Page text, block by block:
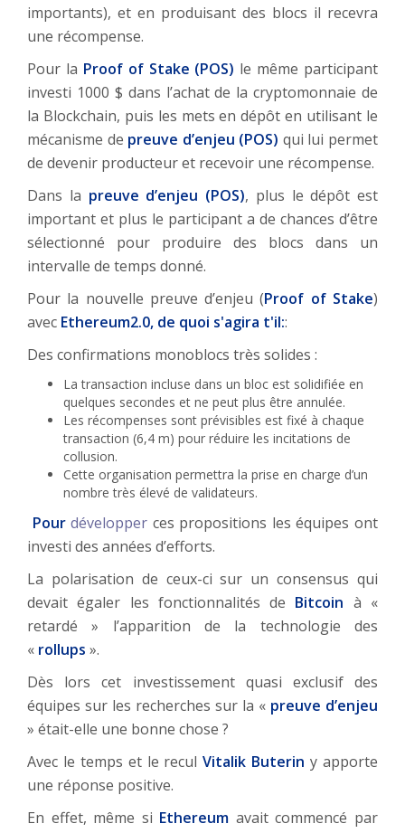
importants), et en produisant des blocs il recevra
une récompense.
Pour la Proof of Stake (POS) le même participant
investi 1000 $ dans l’achat de la cryptomonnaie de
la Blockchain, puis les mets en dépôt en utilisant le
mécanisme de preuve d’enjeu (POS) qui lui permet
de devenir producteur et recevoir une récompense.
Dans la preuve d’enjeu (POS), plus le dépôt est
important et plus le participant a de chances d’être
sélectionné pour produire des blocs dans un
intervalle de temps donné.
Pour la nouvelle preuve d’enjeu (Proof of Stake)
avec Ethereum2.0, de quoi s'agira t'il::
Des confirmations monoblocs très solides :
La transaction incluse dans un bloc est solidifiée en
quelques secondes et ne peut plus être annulée.
Les récompenses sont prévisibles est fixé à chaque
transaction (6,4 m) pour réduire les incitations de
collusion.
Cette organisation permettra la prise en charge d’un
nombre très élevé de validateurs.
Pourdévelopper ces propositions les équipes ont
investi des années d’efforts.
La polarisation de ceux-ci sur un consensus qui
devait égaler les fonctionnalités de Bitcoin à «
retardé » l’apparition de la technologie des
« rollups ».
Dès lors cet investissement quasi exclusif des
équipes sur les recherches sur la « preuve d’enjeu
» était-elle une bonne chose ?
Avec le temps et le reculVitalik Buterin y apporte
une réponse positive.
En effet, même si Ethereum avait commencé par